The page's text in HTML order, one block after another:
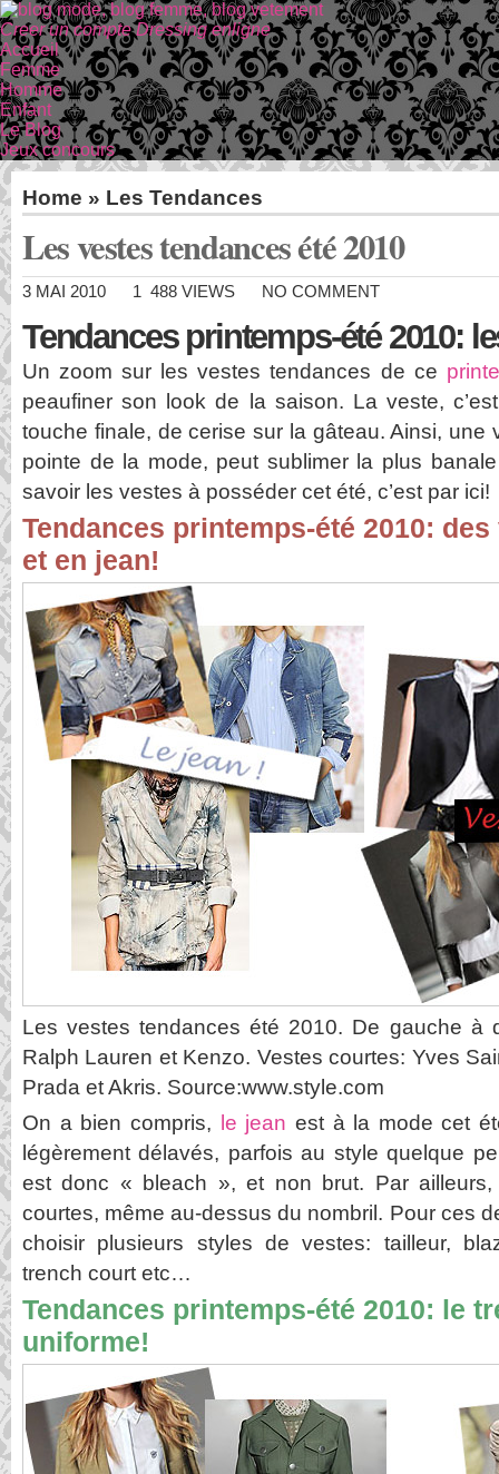
Creer un compte Dressing enligne
Accueil
Femme
Homme
Enfant
Le Blog
Jeux concours
Home » Les Tendances
Les vestes tendances été 2010
3 MAI 2010 1 488 VIEWS NO COMMENT
Tendances printemps-été 2010:
Un zoom sur les vestes tendances de ce
peaufiner son look de la saison. La veste,
touche finale, de cerise sur la gâteau. Ainsi, une
pointe de la mode, peut sublimer la plus
savoir les vestes à posséder cet été, c’est par ici!
Tendances printemps-été 2010:
et en jean!
Les vestes tendances été 2010. De gauche à
Ralph Lauren et Kenzo. Vestes courtes: Yves
Prada et Akris. Source:www.style.com
On a bien compris,
le jean est à la mode cet
légèrement délavés, parfois au style quelque
est donc « bleach », et non brut. Par
courtes, même au-dessus du nombril. Pour ces
choisir plusieurs styles de vestes: tailleur,
trench court etc…
Tendances printemps-été 2010: le
uniforme!